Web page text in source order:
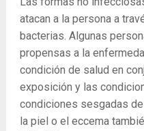
atacan a la persona a
bacterias. Algunas
propensas a la
condición de salud en
exposición y las
condiciones sesgadas
la piel o el eccema